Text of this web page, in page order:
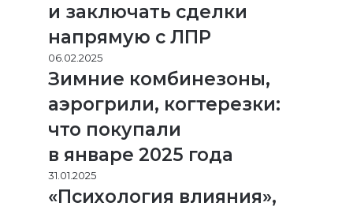
и заключать сделки
напрямую с ЛПР
06.02.2025
Зимние комбинезоны,
аэрогрили, когтерезки:
что покупали
в январе 2025 года
31.01.2025
«Психология влияния»,